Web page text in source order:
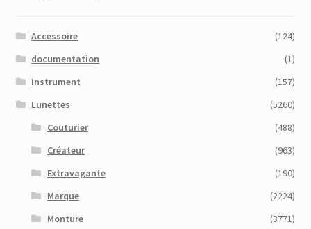
Accessoire
(124)
documentation
(1)
Instrument
(157)
Lunettes
(5260)
Couturier
(488)
Créateur
(963)
Extravagante
(190)
Marque
(2224)
Monture
(3771)